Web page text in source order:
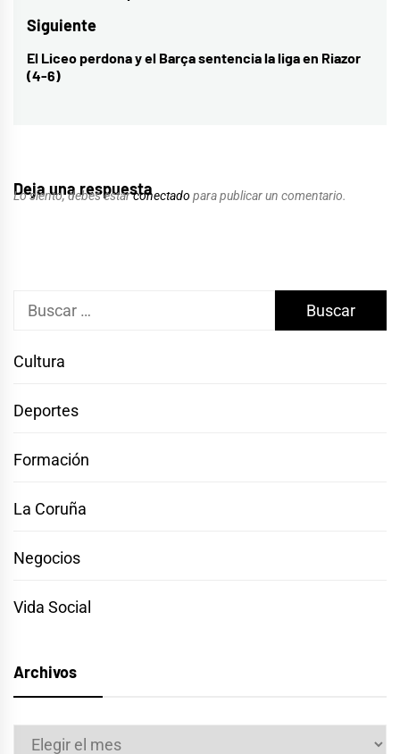
Siguiente
Entrada
siguiente:
El Liceo perdona y el Barça sentencia la liga en Riazor
(4-6)
Deja una respuesta
Lo siento, debes estarconectado para publicar un comentario.
Buscar:
Cultura
Deportes
Formación
La Coruña
Negocios
Vida Social
Archivos
Archivos